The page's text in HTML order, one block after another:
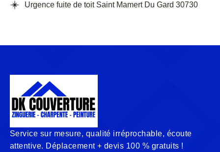
Urgence fuite de toit Saint Mamert Du Gard 30730
Service sur mesure, qualité irréprochable, écoute
attentive. Déplacement + devis 100 % gratuits !